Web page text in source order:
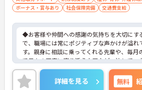
ボーナス・賞与あり
社会保険完備 交通費支給
◆お客様や仲間への感謝の気持ちを大切にす
で、職場には常にポジティブな声かけが溢れ
す。親身に相談に乗ってくれる先輩や、毎月
で日々の不安に寄り添う上司など、決して一
にさせないフォロー体制が万全。心理的安全
く、中途入社でも自然と馴染める職場です。
◆無資格からでもプロフェッショナルを目指
詳細を見る 無料